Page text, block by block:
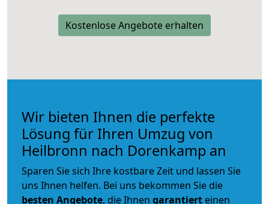
Kostenlose Angebote erhalten
Wir bieten Ihnen die perfekte
Lösung für Ihren Umzug von
Heilbronn nach Dorenkamp an
Sparen Sie sich Ihre kostbare Zeit und lassen Sie
uns Ihnen helfen. Bei uns bekommen Sie die
besten Angebote, die Ihnen garantiert einen